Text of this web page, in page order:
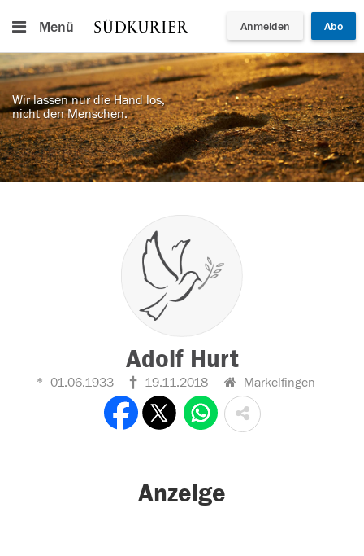
Menü Anmelden Abo
Wir lassen nur die Hand los,
nicht den Menschen.
Adolf Hurt
01.06.1933 19.11.2018 Markelfingen
Anzeige